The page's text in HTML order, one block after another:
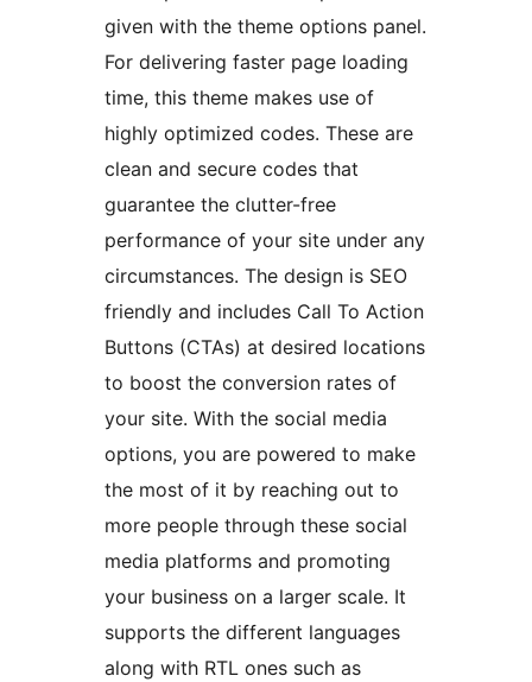
given with the theme options panel.
For delivering faster page loading
time, this theme makes use of
highly optimized codes. These are
clean and secure codes that
guarantee the clutter-free
performance of your site under any
circumstances. The design is SEO
friendly and includes Call To Action
Buttons (CTAs) at desired locations
to boost the conversion rates of
your site. With the social media
options, you are powered to make
the most of it by reaching out to
more people through these social
media platforms and promoting
your business on a larger scale. It
supports the different languages
along with RTL ones such as